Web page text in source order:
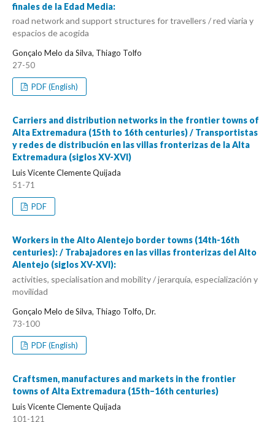
finales de la Edad Media:
road network and support structures for travellers / red viaria y
espacios de acogida
Gonçalo Melo da Silva, Thiago Tolfo
27-50
PDF (English)
Carriers and distribution networks in the frontier towns of
Alta Extremadura (15th to 16th centuries) / Transportistas
y redes de distribución en las villas fronterizas de la Alta
Extremadura (siglos XV-XVI)
Luis Vicente Clemente Quijada
51-71
PDF
Workers in the Alto Alentejo border towns (14th-16th
centuries): / Trabajadores en las villas fronterizas del Alto
Alentejo (siglos XV-XVI):
activities, specialisation and mobility / jerarquía, especialización y
movilidad
Gonçalo Melo de Silva, Thiago Tolfo, Dr.
73-100
PDF (English)
Craftsmen, manufactures and markets in the frontier
towns of Alta Extremadura (15th–16th centuries)
Luis Vicente Clemente Quijada
101-121